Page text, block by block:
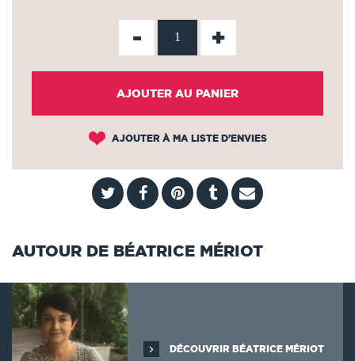
- +
AJOUTER AU PANIER
AJOUTER À MA LISTE D'ENVIES
AUTOUR DE BÉATRICE MÉRIOT
DÉCOUVRIR BÉATRICE MÉRIOT